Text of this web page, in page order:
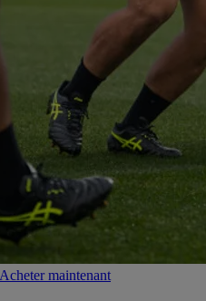
Acheter maintenant